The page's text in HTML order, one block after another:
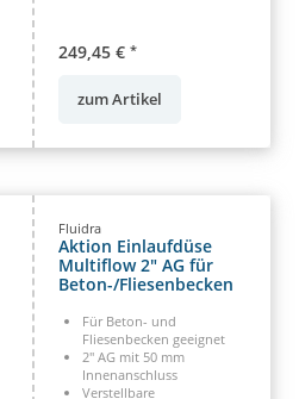
249,45 € *
zum Artikel
Fluidra
Aktion Einlaufdüse
Multiflow 2" AG für
Beton-/Fliesenbecken
Für Beton- und
Fliesenbecken geeignet
2" AG mit 50 mm
Innenanschluss
Verstellbare